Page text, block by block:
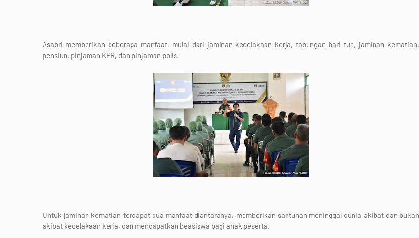
Asabri memberikan beberapa manfaat, mulai dari jaminan kecelakaan kerja, tabungan hari tua, jaminan kematian,
pensiun, pinjaman KPR, dan pinjaman polis.
Untuk jaminan kematian terdapat dua manfaat diantaranya, memberikan santunan meninggal dunia akibat dan bukan
akibat kecelakaan kerja, dan mendapatkan beasiswa bagi anak peserta.